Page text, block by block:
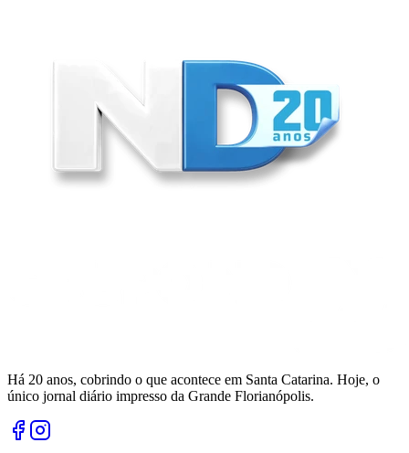
Há 20 anos, cobrindo o que acontece em Santa Catarina. Hoje, o
único jornal diário impresso da Grande Florianópolis.